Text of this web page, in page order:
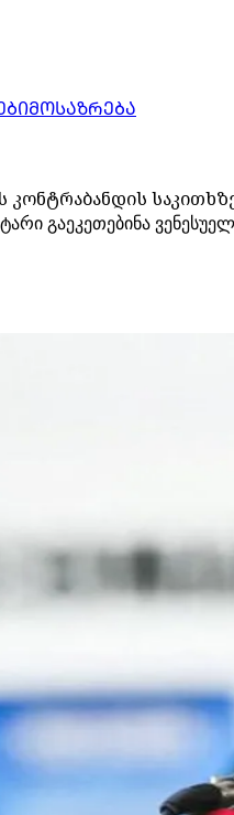
ᲛᲝᲡᲐᲖᲠᲔᲑᲐ
კონტრაბანდის
გაეკეთებინა